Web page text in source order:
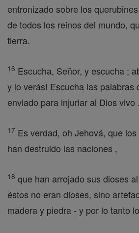
entronizado sobre los
de todos los reinos del mundo,
tierra.
16 Escucha, Señor, y escucha ;
y lo verás! Escucha las palabras
enviado para injuriar al Dios vivo .
17 Es verdad, oh Jehová, que
han destruido las naciones ,
18 que han arrojado sus dioses
éstos no eran dioses, sino
madera y piedra - y por lo tanto